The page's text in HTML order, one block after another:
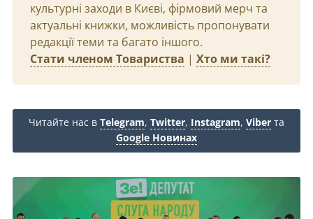
культурні заходи в Києві, фірмовий мерч та
актуальні книжки, можливість пропонувати
редакції теми та багато іншого.
Стати членом Товариства | Хто ми такі?
Читайте нас в Telegram, Twitter, Instagram, Viber та
Google Новинах